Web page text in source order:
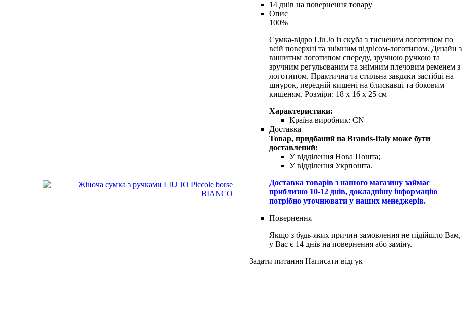
14 днів на повернення товару
Опис
100%
Сумка-відро Liu Jo із скуба з тисненим логотипом по
всій поверхні та знімним підвісом-логотипом. Дизайн з
вишитим логотипом спереду, зручною ручкою та
зручним регульованим та знімним плечовим ременем з
логотипом. Практична та стильна завдяки застібці на
шнурок, передній кишені на блискавці та боковим
кишеням. Розміри: 18 x 16 x 25 см
Характеристики:
Країна виробник:CN
Доставка
Товар, придбаний на Brands-Italy може бути
доставлений:
У відділення Нова Пошта;
У відділення Укрпошта.
Доставка товарів з нашого магазину займає
приблизно 10-12 днів, докладнішу інформацію
потрібно уточнювати у наших менеджерів.
Повернення
Якщо з будь-яких причин замовлення не підійшло Вам,
у Вас є 14 днів на повернення або заміну.
Задати питання Написати відгук